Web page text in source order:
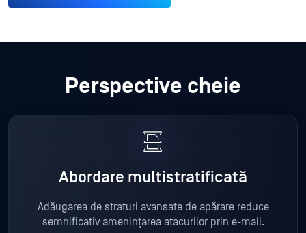
Perspective cheie
Abordare multistratificată
Adăugarea de straturi avansate de apărare reduce
semnificativ amenințarea atacurilor prin e-mail.